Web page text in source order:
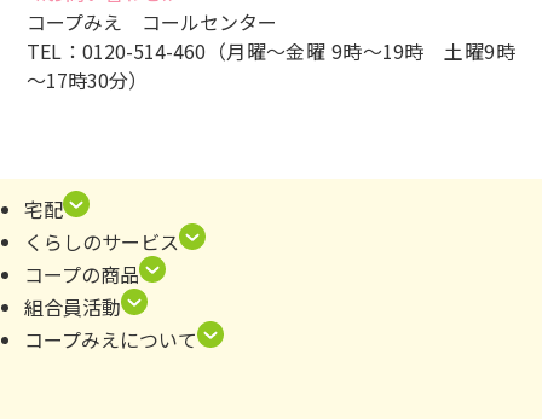
コープみえ コールセンター
TEL：0120-514-460（月曜～金曜 9時～19時 土曜9時
～17時30分）
宅配
くらしのサービス
コープの商品
組合員活動
コープみえについて